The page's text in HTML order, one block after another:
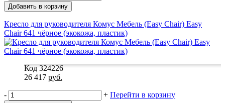
Добавить в корзину
Кресло для руководителя Комус Мебель (Easy Chair) Easy
Chair 641 чёрное (экокожа, пластик)
Код 324226
26 417 руб.
- + Перейти в корзину